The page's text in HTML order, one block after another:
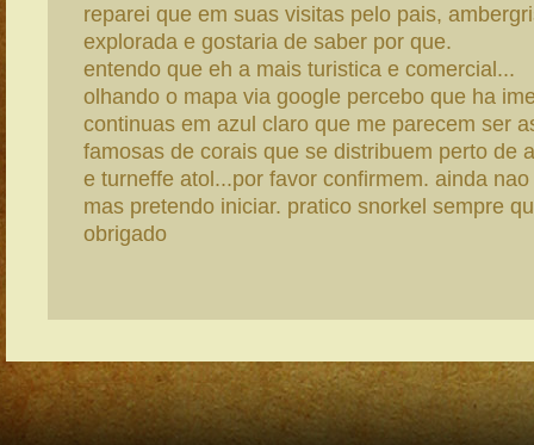
reparei que em suas visitas pelo pais,
explorada e gostaria de saber por que.
entendo que eh a mais turistica e comercial...
olhando o mapa via google percebo que ha
continuas em azul claro que me parecem ser
famosas de corais que se distribuem perto de
e turneffe atol...por favor confirmem. ainda
mas pretendo iniciar. pratico snorkel sempre
obrigado